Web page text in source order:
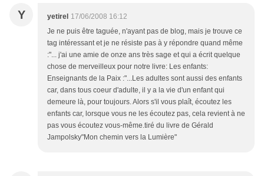
Y yetirel 17/06/2008 16:12
Je ne puis être taguée, n'ayant pas de blog, mais je trouve ce
tag intéressant et je ne résiste pas à y répondre quand même
:"... j'ai une amie de onze ans très sage et qui a écrit quelque
chose de merveilleux pour notre livre: Les enfants:
Enseignants de la Paix :"...Les adultes sont aussi des enfants
car, dans tous coeur d'adulte, il y a la vie d'un enfant qui
demeure là, pour toujours. Alors s'il vous plaît, écoutez les
enfants car, lorsque vous ne les écoutez pas, cela revient à ne
pas vous écoutez vous-même.tiré du livre de Gérald
Jampolsky"Mon chemin vers la Lumière"